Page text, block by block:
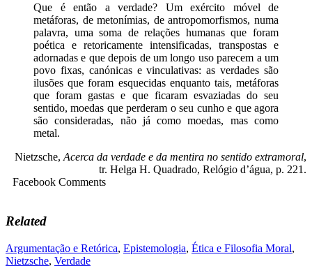
Que é então a verdade? Um exército móvel de
metáforas, de metonímias, de antropomorfismos, numa
palavra, uma soma de relações humanas que foram
poética e retoricamente intensificadas, transpostas e
adornadas e que depois de um longo uso parecem a um
povo fixas, canónicas e vinculativas: as verdades são
ilusões que foram esquecidas enquanto tais, metáforas
que foram gastas e que ficaram esvaziadas do seu
sentido, moedas que perderam o seu cunho e que agora
são consideradas, não já como moedas, mas como
metal.
Nietzsche, Acerca da verdade e da mentira no sentido extramoral,
tr. Helga H. Quadrado, Relógio d’água, p. 221.
Facebook Comments
Related
Argumentação e Retórica, Epistemologia, Ética e Filosofia Moral,
Nietzsche, Verdade